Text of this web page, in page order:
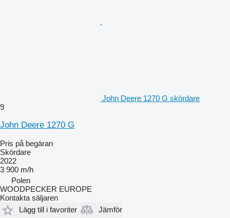
John Deere 1270 G skördare
9
John Deere 1270 G
Pris på begäran
Skördare
2022
3 900 m/h
Polen
WOODPECKER EUROPE
Kontakta säljaren
Lägg till i favoriter
Jämför